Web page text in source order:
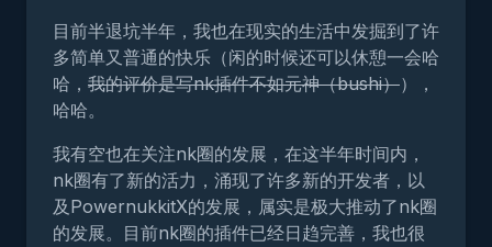
目前半退坑半年，我也在现实的生活中发掘到了许
多简单又普通的快乐（闲的时候还可以休憩一会哈
哈， 我的评价是写nk插件不如元神（bushi）），
哈哈。
我有空也在关注nk圈的发展，在这半年时间内，
nk圈有了新的活力，涌现了许多新的开发者，以
及PowernukkitX的发展，属实是极大推动了nk圈
的发展。目前nk圈的插件已经日趋完善，我也很